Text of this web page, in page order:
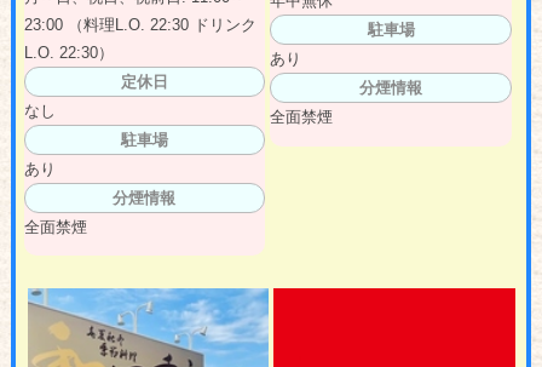
23:00 （料理L.O. 22:30 ドリンク
L.O. 22:30）
定休日
なし
駐車場
あり
分煙情報
全面禁煙
駐車場
あり
分煙情報
全面禁煙